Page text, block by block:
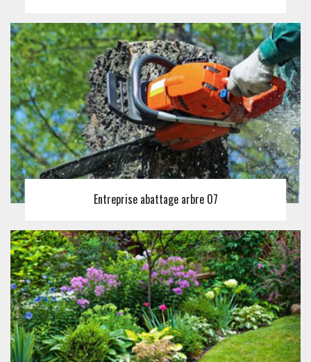
Entreprise abattage arbre 07